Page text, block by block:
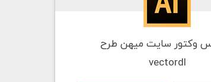
وکتور سایت میهن طرح
vectordl